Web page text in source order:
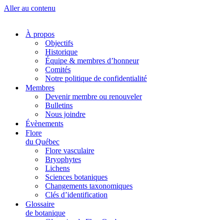
Aller au contenu
À propos
Objectifs
Historique
Équipe & membres d’honneur
Comités
Notre politique de confidentialité
Membres
Devenir membre ou renouveler
Bulletins
Nous joindre
Évènements
Flore
du Québec
Flore vasculaire
Bryophytes
Lichens
Sciences botaniques
Changements taxonomiques
Clés d’identification
Glossaire
de botanique